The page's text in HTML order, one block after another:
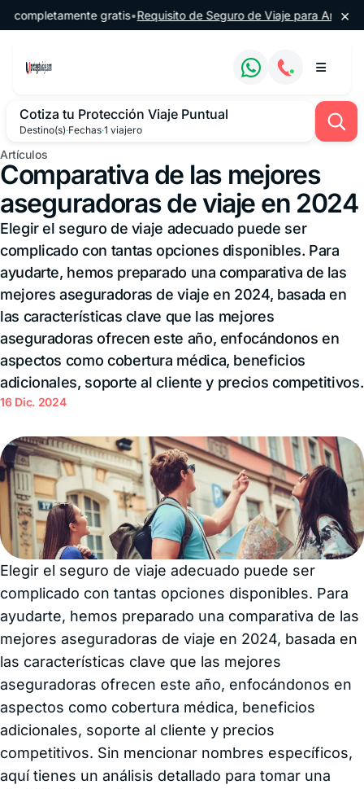
Saltar al contenido
gratis•Requisito de Seguro de Viaje para Argentina •🔔
×
Cotiza tu Protección Viaje Puntual
Destino(s)·Fechas·1 viajero
Artículos
Comparativa de las mejores
aseguradoras de viaje en 2024
Elegir el seguro de viaje adecuado puede ser
complicado con tantas opciones disponibles. Para
ayudarte, hemos preparado una comparativa de las
mejores aseguradoras de viaje en 2024, basada en
las características clave que las mejores
aseguradoras ofrecen este año, enfocándonos en
aspectos como cobertura médica, beneficios
adicionales, soporte al cliente y precios competitivos.
16 Dic. 2024
Elegir el seguro de viaje adecuado puede ser
complicado con tantas opciones disponibles. Para
ayudarte, hemos preparado una comparativa de las
mejores aseguradoras de viaje en 2024, basada en
las características clave que las mejores
aseguradoras ofrecen este año, enfocándonos en
aspectos como cobertura médica, beneficios
adicionales, soporte al cliente y precios
competitivos. Sin mencionar nombres específicos,
aquí tienes un análisis detallado para tomar una